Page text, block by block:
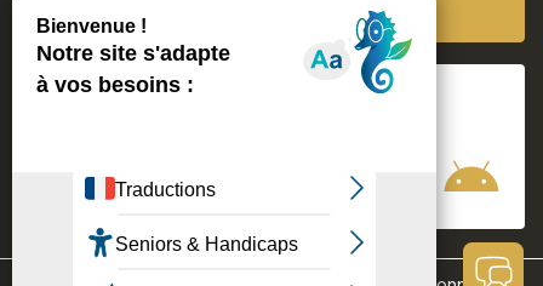
Suivre Aix ma ville